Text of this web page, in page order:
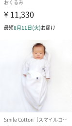
方々とその子供たち
願っています。
商品詳細情報
サイズ
約
※
ま
素材
コ